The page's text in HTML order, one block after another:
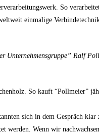
So
einmalige
Unternehmensgruppe” Ralf
So kauft “Pollmeier”
sich in dem Gespräch
werden. Wenn wir